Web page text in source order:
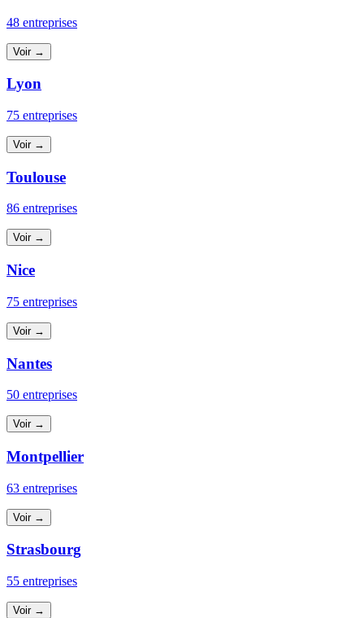
48 entreprises
Voir →
Lyon
75 entreprises
Voir →
Toulouse
86 entreprises
Voir →
Nice
75 entreprises
Voir →
Nantes
50 entreprises
Voir →
Montpellier
63 entreprises
Voir →
Strasbourg
55 entreprises
Voir →